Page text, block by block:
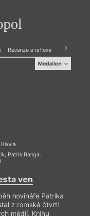
Recenze a reflexe Drobná
nosič uhlí. V
(s Viktorem
aj.)
edici
na vzniku
na
pro ilegální
materiálů
Respektu,
volné noze.
však
knihy:Miluju tě k
Medailon
, Patrik Banga,
ven
novináře Patrika
z romské čtvrti
médií. Knihu